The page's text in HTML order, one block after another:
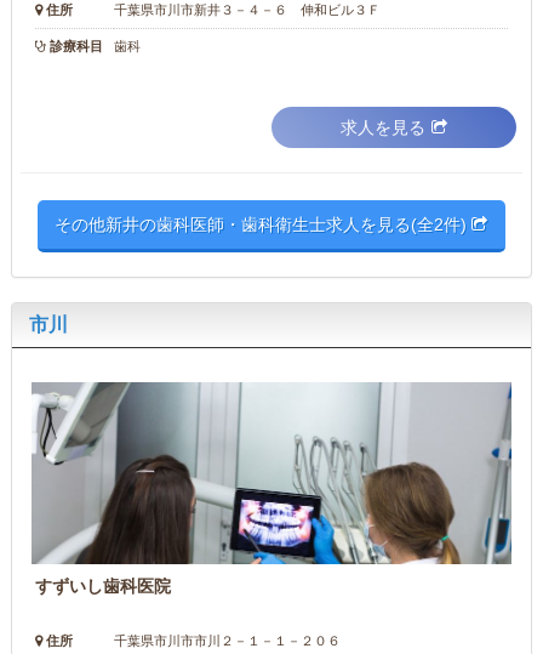
住所 千葉県市川市新井３－４－６ 伸和ビル３Ｆ
診療科目 歯科
求人を見る
その他新井の歯科医師・歯科衛生士求人を見る(全2件)
市川
すずいし歯科医院
住所 千葉県市川市市川２－１－１－２０６